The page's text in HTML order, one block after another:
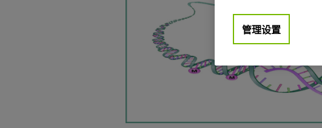
管理设置